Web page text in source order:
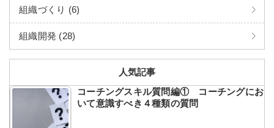
組織づくり (6)
組織開発 (28)
人気記事
コーチングスキル質問編① コーチングにお
いて意識すべき４種類の質問